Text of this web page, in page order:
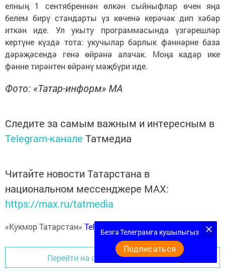
елның 1 сентябреннән өлкән сыйныфлар өчен яңа
белем бирү стандарты үз көченә керәчәк дип хәбәр
иткән иде. Ул укыту программасында үзгәрешләр
кертүне күздә тота: укучылар барлык фәннәрне база
дәрәҗәсендә генә өйрәнә алачак. Моңа кадәр ике
фәнне тирәнтен өйрәнү мәҗбүри иде.
Фото: «Татар-информ» МА
Следите за самым важным и интересным в
Telegram-канале Татмедиа
Читайте новости Татарстана в
национальном мессенджере MАХ:
https://max.ru/tatmedia
«Кукмор Татарстан» Telegram-каналга
Перейти на страницу новости
Безгә Телеграмга кушылыгыз
Подписаться